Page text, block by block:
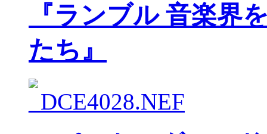
『ランブル 音楽界
たち』